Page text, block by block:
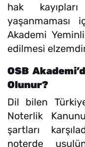
hak
Akademi
edilmesi
OSB
Olunur?
Dil bilen
Noterlik
şartları
noterde